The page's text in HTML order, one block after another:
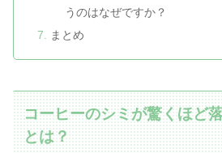
うのはなぜですか？
まとめ
コーヒーのシミが驚くほど
とは？